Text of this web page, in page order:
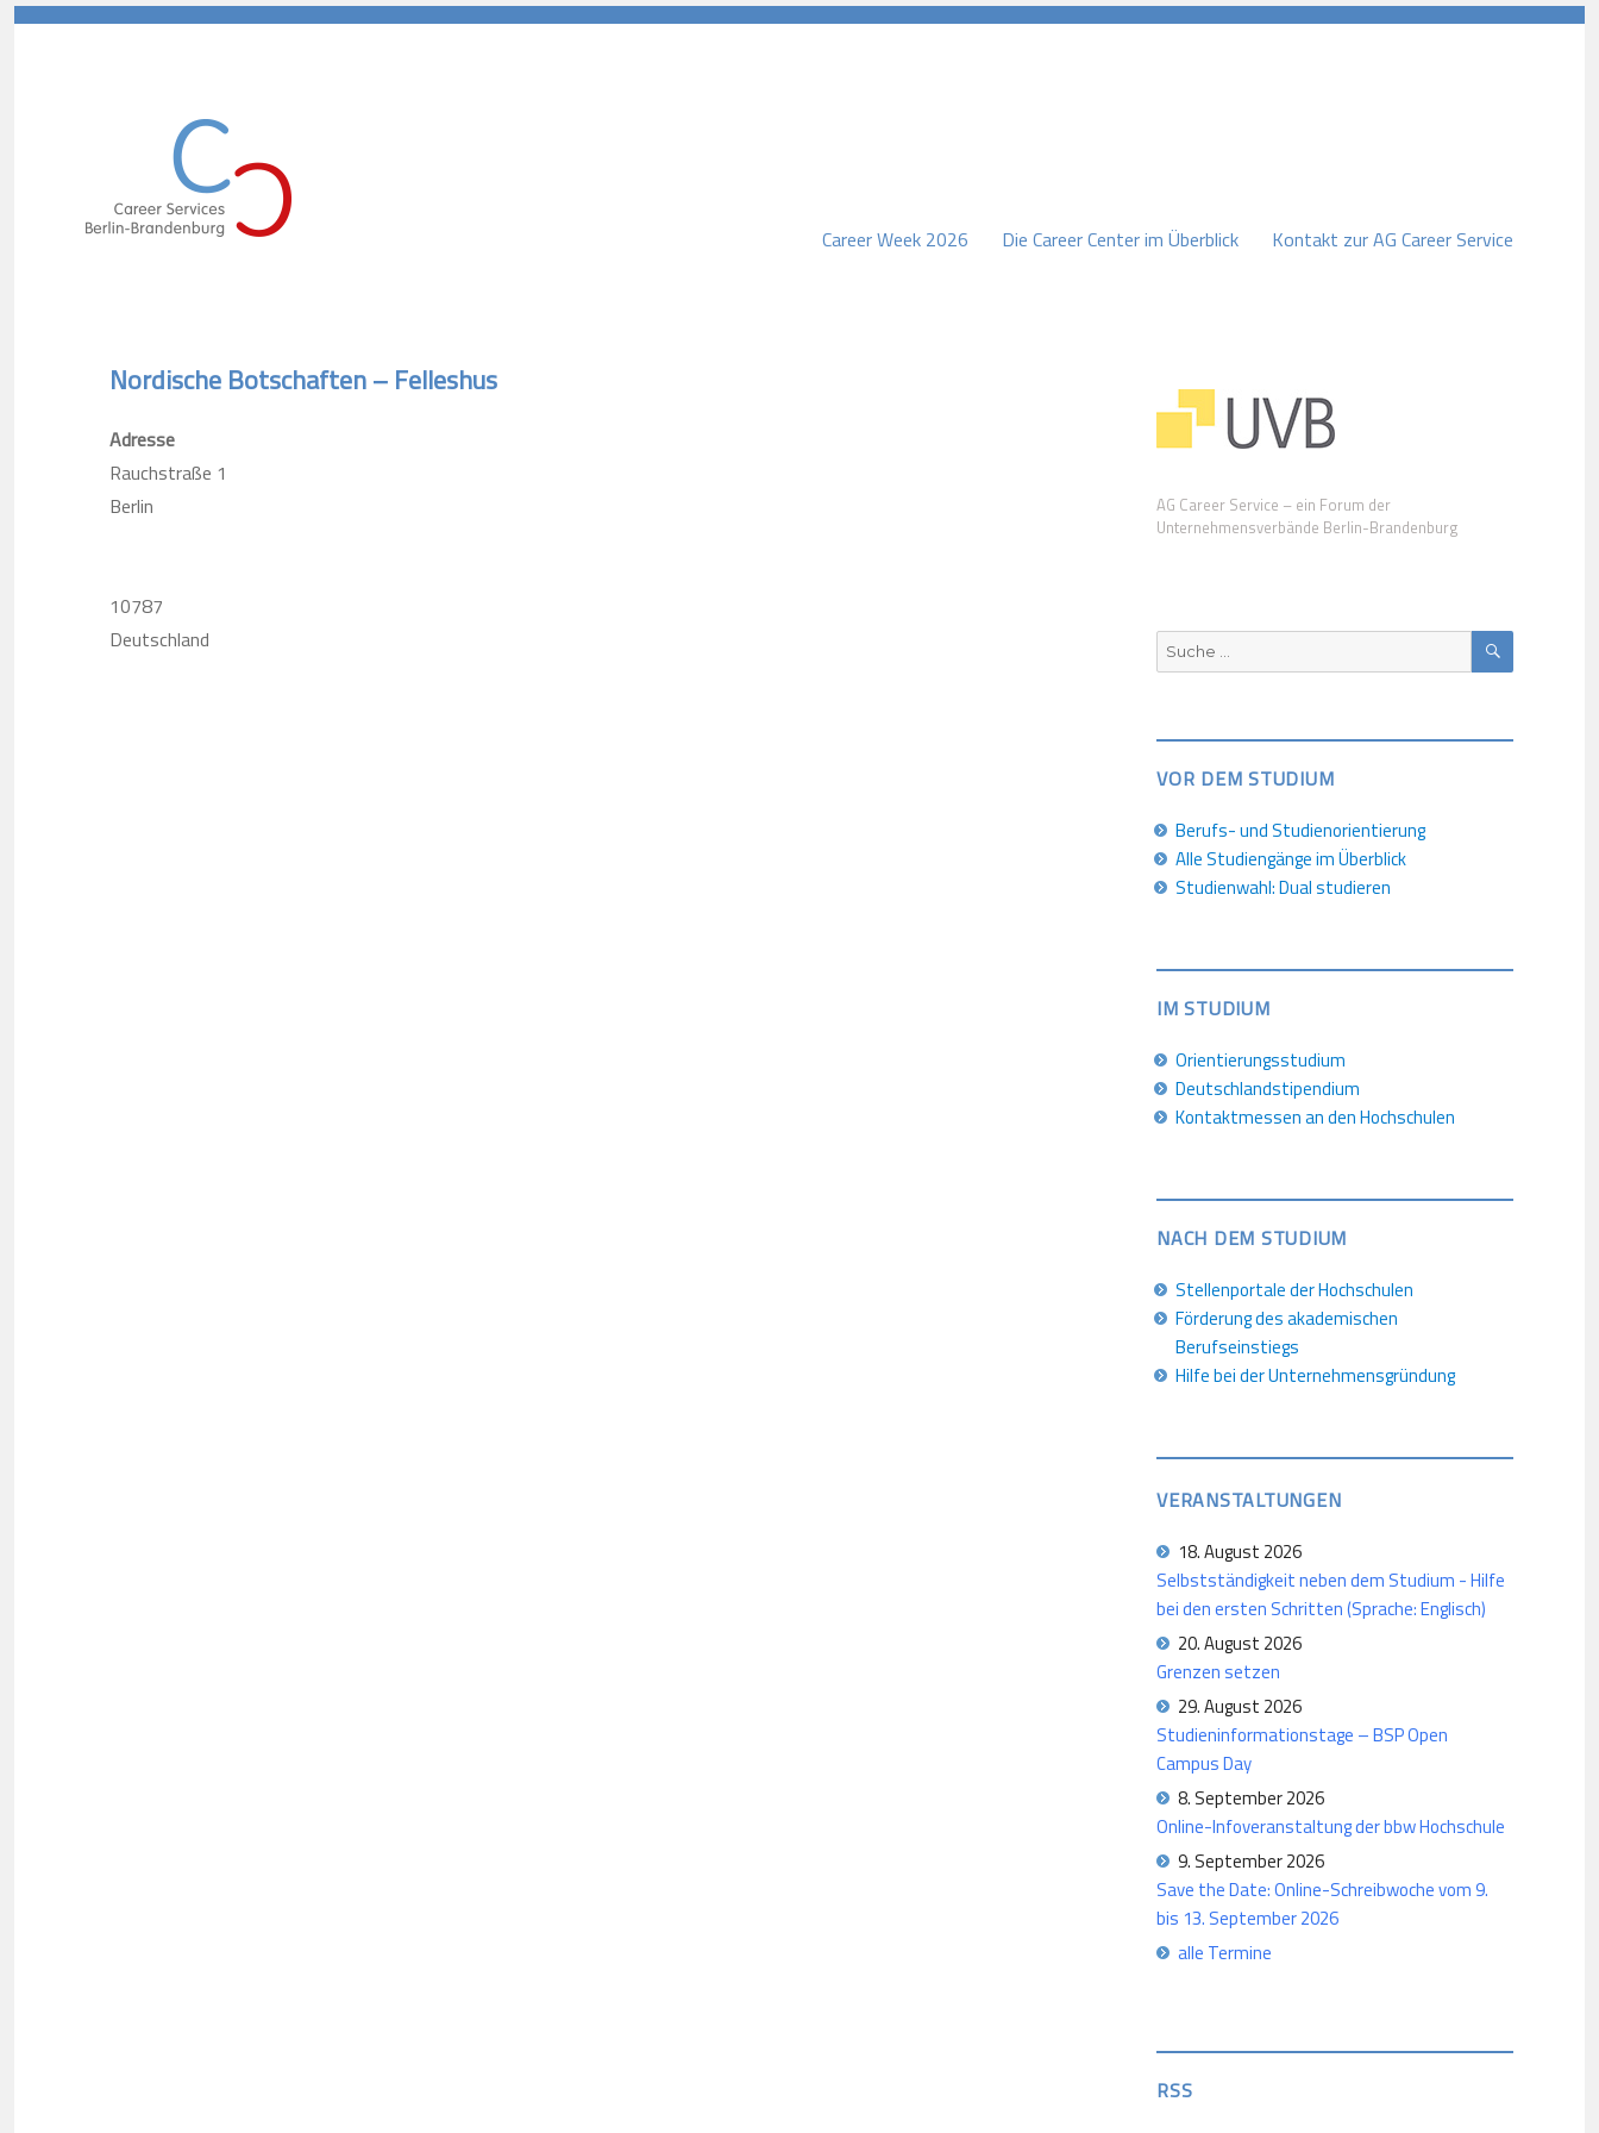
Career Week 2026 Die Career Center im Überblick Kontakt zur AG Career Service
Nordische Botschaften – Felleshus
Adresse
Rauchstraße 1
Berlin
10787
Deutschland
AG Career Service – ein Forum der
Unternehmensverbände Berlin-Brandenburg
Suche
nach:
SUCHEN
VOR DEM STUDIUM
Berufs- und Studienorientierung
Alle Studiengänge im Überblick
Studienwahl: Dual studieren
IM STUDIUM
Orientierungsstudium
Deutschlandstipendium
Kontaktmessen an den Hochschulen
NACH DEM STUDIUM
Stellenportale der Hochschulen
Förderung des akademischen
Berufseinstiegs
Hilfe bei der Unternehmensgründung
VERANSTALTUNGEN
18. August 2026
Selbstständigkeit neben dem Studium - Hilfe
bei den ersten Schritten (Sprache: Englisch)
20. August 2026
Grenzen setzen
29. August 2026
Studieninformationstage – BSP Open
Campus Day
8. September 2026
Online-Infoveranstaltung der bbw Hochschule
9. September 2026
Save the Date: Online-Schreibwoche vom 9.
bis 13. September 2026
alle Termine
RSS